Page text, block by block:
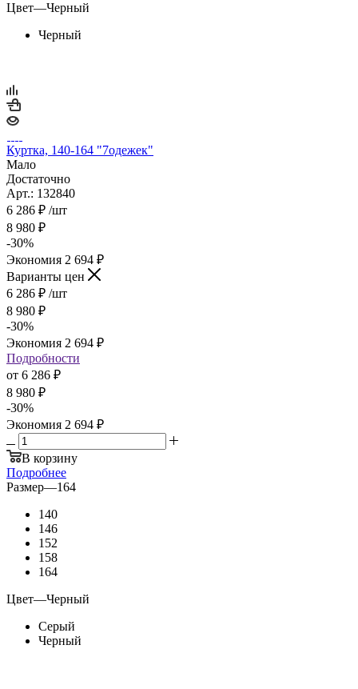
Цвет—Черный
Черный
Куртка, 140-164 "7одежек"
Мало
Достаточно
Арт.: 132840
6 286 ₽ /шт
8 980 ₽
-30%
Экономия 2 694 ₽
Варианты цен
6 286 ₽ /шт
8 980 ₽
-30%
Экономия 2 694 ₽
Подробности
от 6 286 ₽
8 980 ₽
-30%
Экономия 2 694 ₽
В корзину
Подробнее
Размер—164
140
146
152
158
164
Цвет—Черный
Серый
Черный